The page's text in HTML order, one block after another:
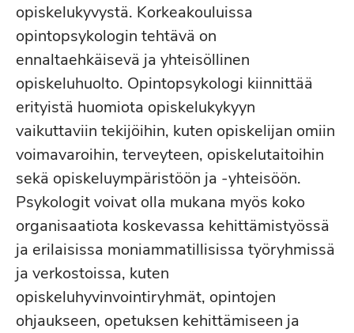
opiskelukyvystä. Korkeakouluissa
opintopsykologin tehtävä on
ennaltaehkäisevä ja yhteisöllinen
opiskeluhuolto. Opintopsykologi kiinnittää
erityistä huomiota opiskelukykyyn
vaikuttaviin tekijöihin, kuten opiskelijan omiin
voimavaroihin, terveyteen, opiskelutaitoihin
sekä opiskeluympäristöön ja -yhteisöön.
Psykologit voivat olla mukana myös koko
organisaatiota koskevassa kehittämistyössä
ja erilaisissa moniammatillisissa työryhmissä
ja verkostoissa, kuten
opiskeluhyvinvointiryhmät, opintojen
ohjaukseen, opetuksen kehittämiseen ja